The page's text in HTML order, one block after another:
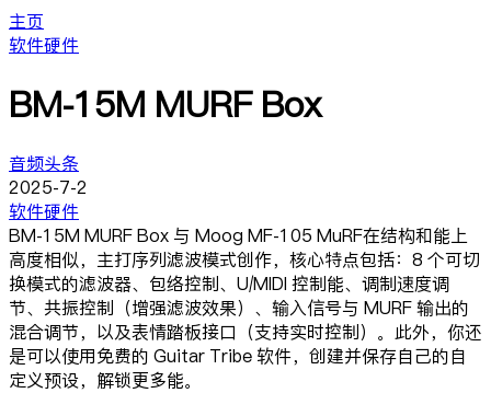
主页
软件硬件
BM-15M MURF Box
音频头条
2025-7-2
软件硬件
BM-15M MURF Box 与 Moog MF-105 MuRF在结构和能上
高度相似，主打序列滤波模式创作，核心特点包括：8 个可切
换模式的滤波器、包络控制、U/MIDI 控制能、调制速度调
节、共振控制（增强滤波效果）、输入信号与 MURF 输出的
混合调节，以及表情踏板接口（支持实时控制）。此外，你还
是可以使用免费的 Guitar Tribe 软件，创建并保存自己的自
定义预设，解锁更多能。